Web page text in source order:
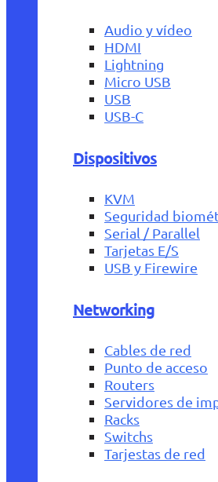
Audio y vídeo
HDMI
Lightning
Micro USB
USB
USB-C
Dispositivos
KVM
Seguridad
Serial / Parallel
Tarjetas E/S
USB y Firewire
Networking
Cables de red
Punto de acceso
Routers
Servidores de
Racks
Switchs
Tarjestas de red